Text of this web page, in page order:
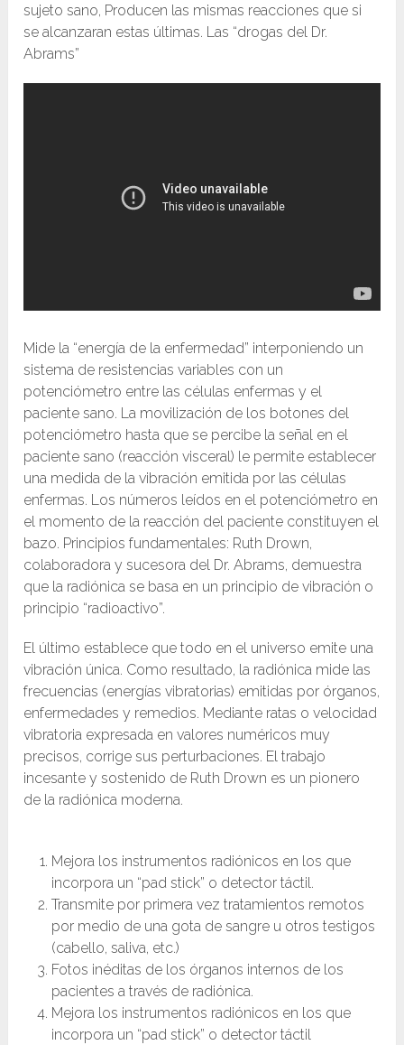
sujeto sano, Producen las mismas reacciones que si
se alcanzaran estas últimas. Las “drogas del Dr.
Abrams”
Mide la “energía de la enfermedad” interponiendo un
sistema de resistencias variables con un
potenciómetro entre las células enfermas y el
paciente sano. La movilización de los botones del
potenciómetro hasta que se percibe la señal en el
paciente sano (reacción visceral) le permite establecer
una medida de la vibración emitida por las células
enfermas. Los números leídos en el potenciómetro en
el momento de la reacción del paciente constituyen el
bazo. Principios fundamentales: Ruth Drown,
colaboradora y sucesora del Dr. Abrams, demuestra
que la radiónica se basa en un principio de vibración o
principio “radioactivo”.
El último establece que todo en el universo emite una
vibración única. Como resultado, la radiónica mide las
frecuencias (energías vibratorias) emitidas por órganos,
enfermedades y remedios. Mediante ratas o velocidad
vibratoria expresada en valores numéricos muy
precisos, corrige sus perturbaciones. El trabajo
incesante y sostenido de Ruth Drown es un pionero
de la radiónica moderna.
Mejora los instrumentos radiónicos en los que
incorpora un “pad stick” o detector táctil.
Transmite por primera vez tratamientos remotos
por medio de una gota de sangre u otros testigos
(cabello, saliva, etc.)
Fotos inéditas de los órganos internos de los
pacientes a través de radiónica.
Mejora los instrumentos radiónicos en los que
incorpora un “pad stick” o detector táctil